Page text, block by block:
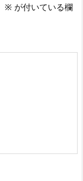
※ が付いている欄